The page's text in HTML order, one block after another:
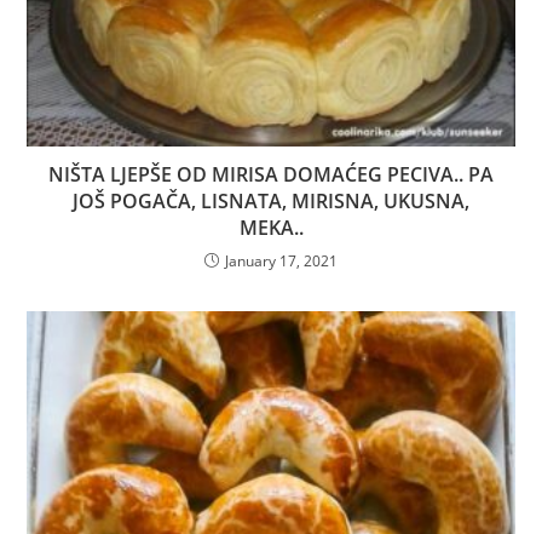
NIŠTA LJEPŠE OD MIRISA DOMAĆEG PECIVA.. PA
JOŠ POGAČA, LISNATA, MIRISNA, UKUSNA,
MEKA..
January 17, 2021